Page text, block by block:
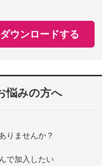
ウンロードする
悩みの方へ
りませんか？
で加入したい